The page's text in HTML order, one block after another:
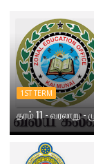
1ST TERM
தரம் 11 - வரலாறு